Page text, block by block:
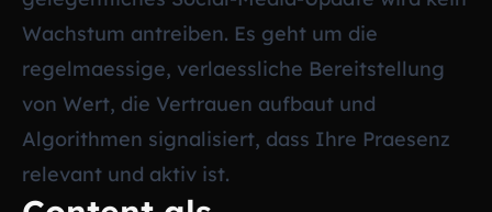
Wachstum antreiben. Es geht um die
regelmaessige, verlaessliche Bereitstellung
von Wert, die Vertrauen aufbaut und
Algorithmen signalisiert, dass Ihre Praesenz
relevant und aktiv ist.